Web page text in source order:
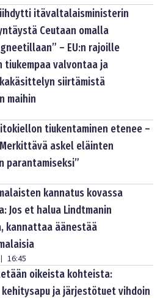
itävaltalaisministerin
Ceutaan omalla
– EU:n rajoille
tiukempaa valvontaa ja
siirtämistä
maihin
tiukentaminen etenee –
askel eläinten
parantamiseksi”
kannatus kovassa
Jos et halua Lindtmanin
kannattaa äänestää
| 16:45
oikeista kohteista:
kehitysapu ja järjestötuet vihdoin